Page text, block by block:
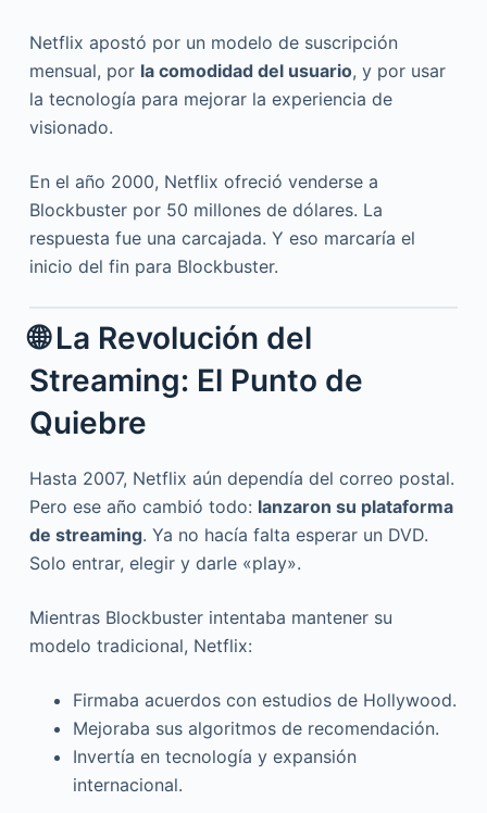
Netflix apostó por un modelo de suscripción
mensual, por la comodidad del usuario, y por usar
la tecnología para mejorar la experiencia de
visionado.
En el año 2000, Netflix ofreció venderse a
Blockbuster por 50 millones de dólares. La
respuesta fue una carcajada. Y eso marcaría el
inicio del fin para Blockbuster.
🌐 La Revolución del
Streaming: El Punto de
Quiebre
Hasta 2007, Netflix aún dependía del correo postal.
Pero ese año cambió todo: lanzaron su plataforma
de streaming. Ya no hacía falta esperar un DVD.
Solo entrar, elegir y darle «play».
Mientras Blockbuster intentaba mantener su
modelo tradicional, Netflix:
Firmaba acuerdos con estudios de Hollywood.
Mejoraba sus algoritmos de recomendación.
Invertía en tecnología y expansión
internacional.